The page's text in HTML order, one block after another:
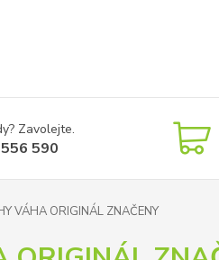
Zavolejte.
590
VÁHA ORIGINÁL ZNAČENY